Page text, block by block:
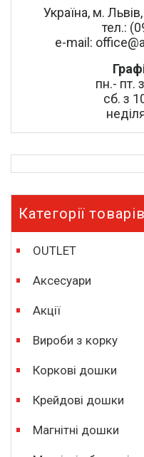
Україна, м.
тел.:
e-mail:
пн.- пт.
сб. з
Категорії товарів
OUTLET
Аксесуари
Акції
Вироби з корку
Коркові дошки
Крейдові дошки
Магнітні дошки